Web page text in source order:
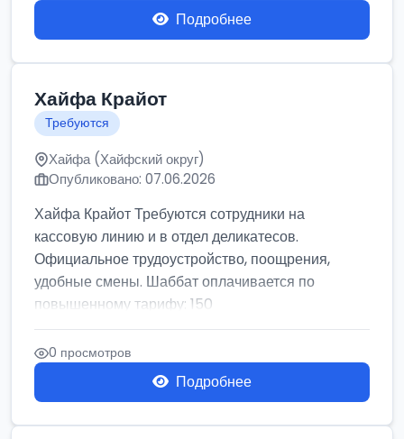
Подробнее
Хайфа Крайот
Требуются
Хайфа (Хайфский округ)
Опубликовано: 07.06.2026
Хайфа Крайот Требуются сотрудники на
кассовую линию и в отдел деликатесов.
Официальное трудоустройство, поощрения,
удобные смены. Шаббат оплачивается по
повышенному тарифу: 150
0 просмотров
Подробнее